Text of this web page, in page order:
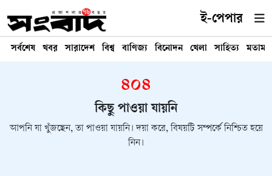
ই-পেপার
সর্বশেষ খবর সারাদেশ বিশ্ব বাণিজ্য বিনোদন খেলা সাহিত্য মতামত
৪০৪
কিছু পাওয়া যায়নি
আপনি যা খুঁজছেন, তা পাওয়া যায়নি। দয়া করে, বিষয়টি সম্পর্কে নিশ্চিত হয়ে
নিন।